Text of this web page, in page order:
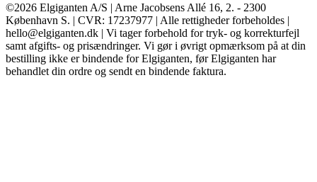
©2026 Elgiganten A/S | Arne Jacobsens Allé 16, 2. - 2300
København S. | CVR: 17237977 | Alle rettigheder forbeholdes |
hello@elgiganten.dk | Vi tager forbehold for tryk- og korrekturfejl
samt afgifts- og prisændringer. Vi gør i øvrigt opmærksom på at din
bestilling ikke er bindende for Elgiganten, før Elgiganten har
behandlet din ordre og sendt en bindende faktura.